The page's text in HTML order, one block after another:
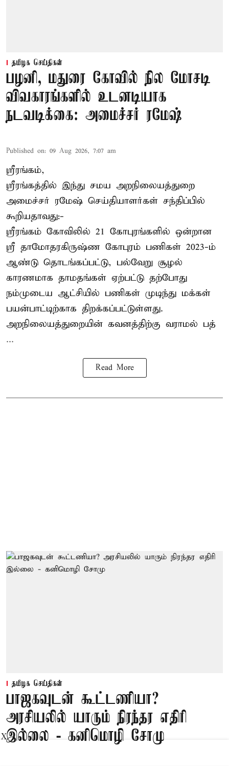
தமிழக செய்திகள்
பழனி, மதுரை கோவில் நில மோசடி
விவகாரங்களில் உடனடியாக
நடவடிக்கை: அமைச்சர் ரமேஷ்
Published on: 09 Aug 2026, 7:07 am
ஸ்ரீரங்கம்,
ஸ்ரீரங்கத்தில் இந்து சமய அறநிலையத்துறை
அமைச்சர் ரமேஷ் செய்தியாளர்கள் சந்திப்பில்
கூறியதாவது:-
ஸ்ரீரங்கம் கோவிலில் 21 கோபுரங்களில் ஒன்றான
ஸ்ரீ தாமோதரகிருஷ்ண கோபுரம் பணிகள் 2023-ம்
ஆண்டு தொடங்கப்பட்டு, பல்வேறு சூழல்
காரணமாக தாமதங்கள் ஏற்பட்டு தற்போது
நம்முடைய ஆட்சியில் பணிகள் முடிந்து மக்கள்
பயன்பாட்டிற்காக திறக்கப்பட்டுள்ளது.
அறநிலையத்துறையின் கவனத்திற்கு வராமல் பத்
...
Read More
தமிழக செய்திகள்
பாஜகவுடன் கூட்டணியா?
அரசியலில் யாரும் நிரந்தர எதிரி
இல்லை - கனிமொழி சோமு
X